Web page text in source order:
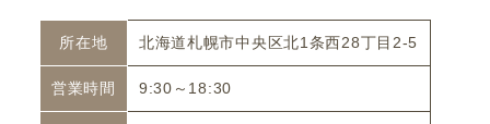
所在地 北海道札幌市中央区北1条西28丁目2-5
営業時間 9:30～18:30